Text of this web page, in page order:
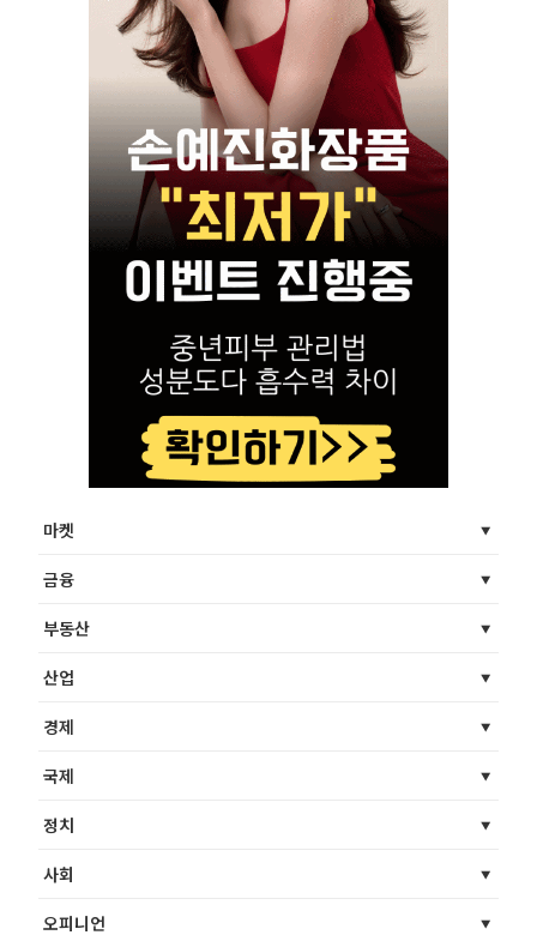
마켓
금융
부동산
산업
경제
국제
정치
사회
오피니언